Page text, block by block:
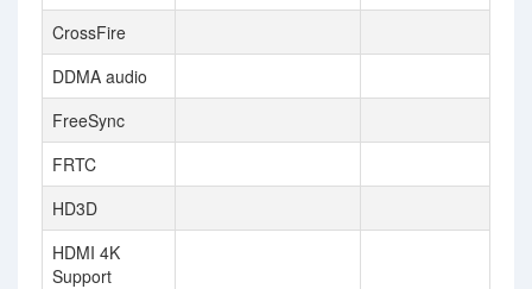
CrossFire
DDMA audio
FreeSync
FRTC
HD3D
HDMI 4K
Support